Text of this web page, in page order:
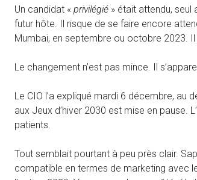
Un candidat « privilégié » était attendu,
futur hôte. Il risque de se faire encore
Mumbai, en septembre ou octobre 2023. Il
Le changement n’est pas mince. Il
Le CIO l’a expliqué mardi 6 décembre, au
aux Jeux d’hiver 2030 est mise en pause.
patients.
Tout semblait pourtant à peu près clair.
compatible en termes de marketing avec